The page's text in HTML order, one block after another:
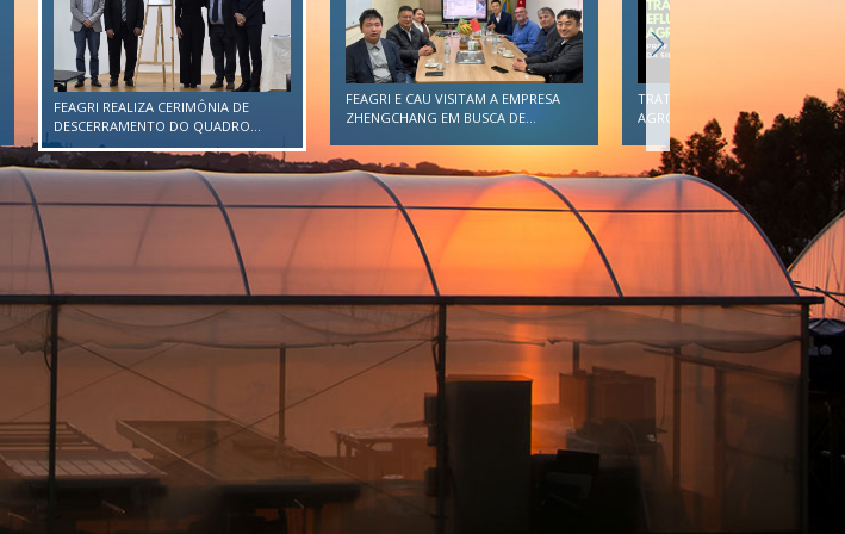
FEAGRI REALIZA CERIMÔNIA DE
DESCERRAMENTO DO QUADRO...
FEAGRI E CAU VISITAM A EMPRESA
ZHENGCHANG EM BUSCA DE...
TRATAMENTO DE EFLUENTES
AGROINDUSTRIAIS DEVE SER...